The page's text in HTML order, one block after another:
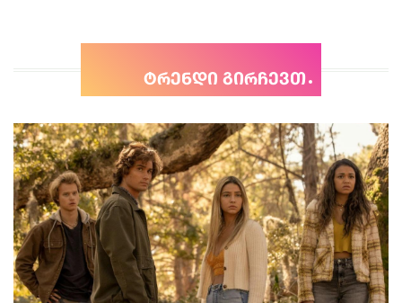
ტრენდი გირჩევთ